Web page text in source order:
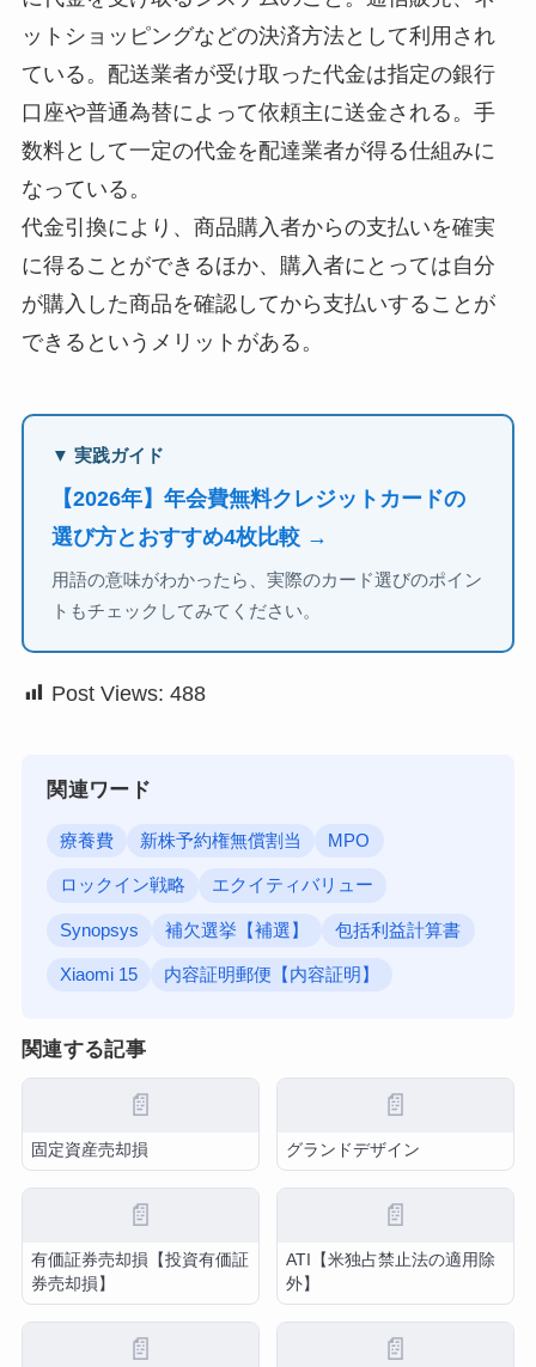
ットショッピングなどの決済方法として利用され
ている。配送業者が受け取った代金は指定の銀行
口座や普通為替によって依頼主に送金される。手
数料として一定の代金を配達業者が得る仕組みに
なっている。
代金引換により、商品購入者からの支払いを確実
に得ることができるほか、購入者にとっては自分
が購入した商品を確認してから支払いすることが
できるというメリットがある。
▼ 実践ガイド
【2026年】年会費無料クレジットカードの
選び方とおすすめ4枚比較 →
用語の意味がわかったら、実際のカード選びのポイン
トもチェックしてみてください。
Post Views: 488
関連ワード
療養費 新株予約権無償割当 MPO
ロックイン戦略 エクイティバリュー
Synopsys 補欠選挙【補選】 包括利益計算書
Xiaomi 15 内容証明郵便【内容証明】
関連する記事
📄
固定資産売却損
📄
グランドデザイン
📄
有価証券売却損【投資有価証
券売却損】
📄
ATI【米独占禁止法の適用除
外】
📄 📄